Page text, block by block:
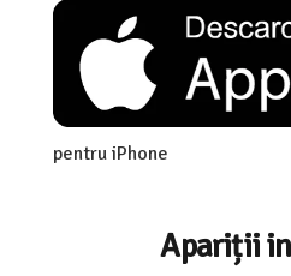
pentru iPhone
Apariții